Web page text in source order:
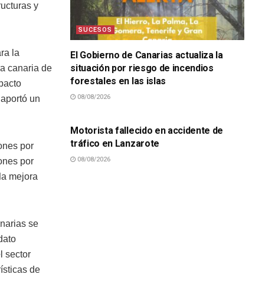
y
la
canaria de
un
por
por
mejora
se
sector
de
SUCESOS
El Gobierno de Canarias actualiza la
situación por riesgo de incendios
forestales en las islas
08/08/2026
Motorista fallecido en accidente de
tráfico en Lanzarote
08/08/2026